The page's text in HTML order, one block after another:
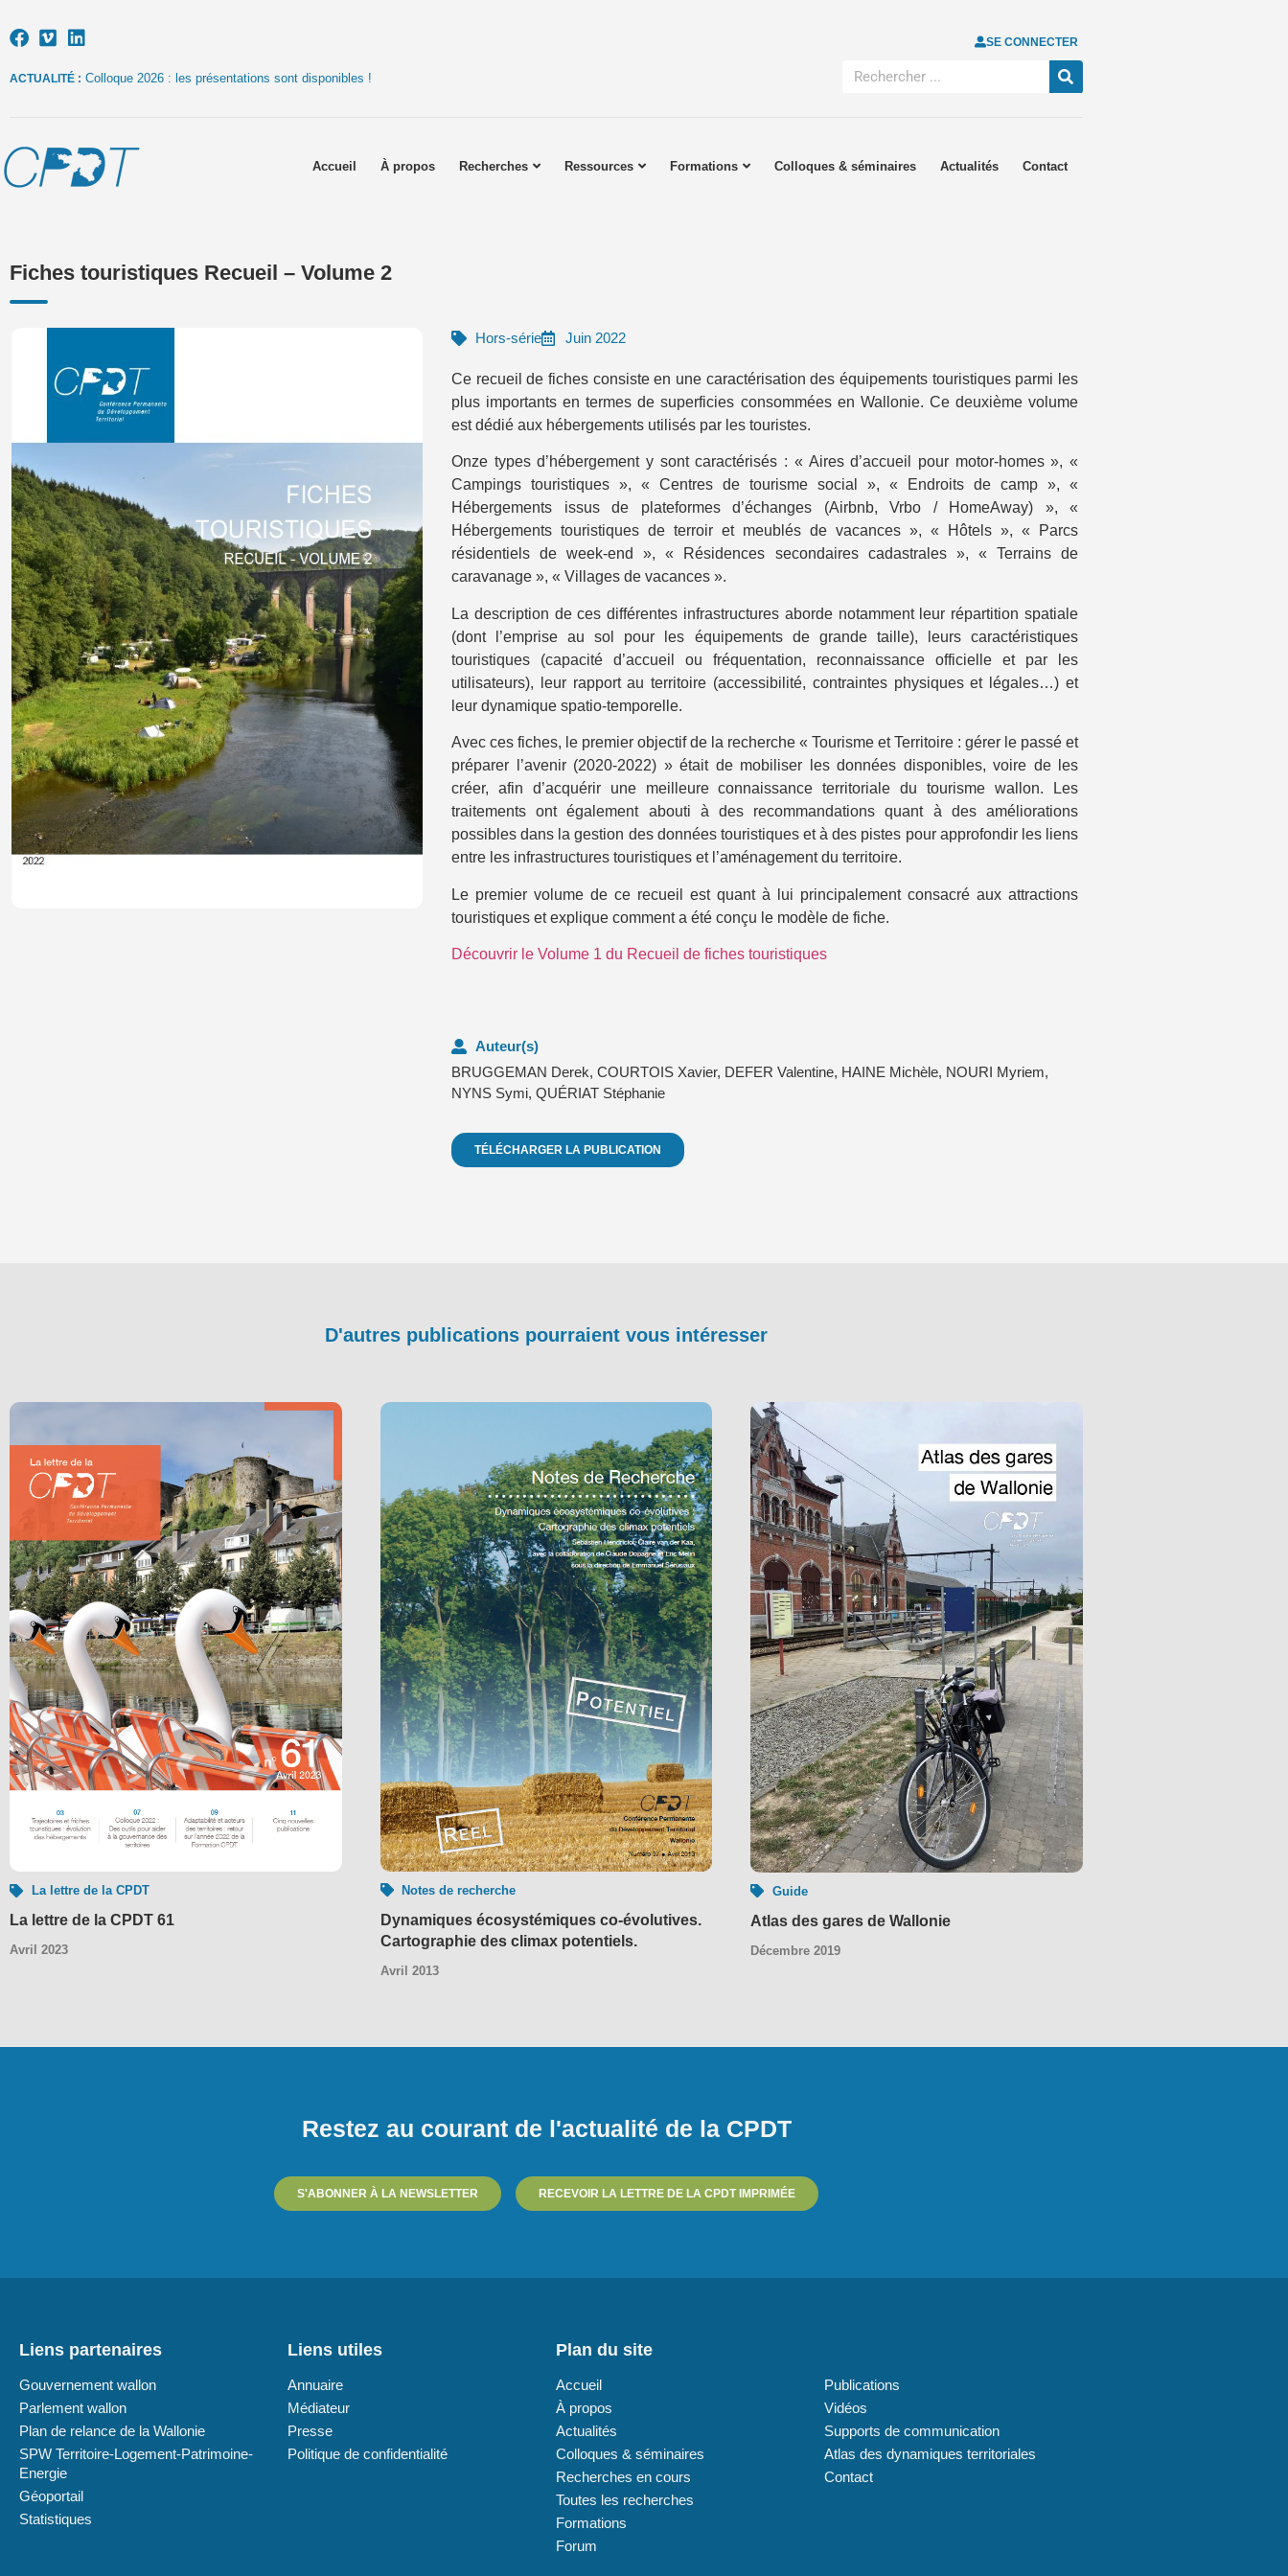
SE CONNECTER
ACTUALITÉ : Colloque 2026 : les présentations sont disponibles !
Accueil À propos Recherches Ressources Formations Colloques & séminaires Actualités Contact
Fiches touristiques Recueil – Volume 2
Hors-série Juin 2022
Ce recueil de fiches consiste en une caractérisation des équipements touristiques parmi les
plus importants en termes de superficies consommées en Wallonie. Ce deuxième volume
est dédié aux hébergements utilisés par les touristes.
Onze types d’hébergement y sont caractérisés : « Aires d’accueil pour motor-homes », «
Campings touristiques », « Centres de tourisme social », « Endroits de camp », «
Hébergements issus de plateformes d’échanges (Airbnb, Vrbo / HomeAway) », «
Hébergements touristiques de terroir et meublés de vacances », « Hôtels », « Parcs
résidentiels de week-end », « Résidences secondaires cadastrales », « Terrains de
caravanage », « Villages de vacances ».
La description de ces différentes infrastructures aborde notamment leur répartition spatiale
(dont l’emprise au sol pour les équipements de grande taille), leurs caractéristiques
touristiques (capacité d’accueil ou fréquentation, reconnaissance officielle et par les
utilisateurs), leur rapport au territoire (accessibilité, contraintes physiques et légales…) et
leur dynamique spatio-temporelle.
Avec ces fiches, le premier objectif de la recherche « Tourisme et Territoire : gérer le passé et
préparer l’avenir (2020-2022) » était de mobiliser les données disponibles, voire de les
créer, afin d’acquérir une meilleure connaissance territoriale du tourisme wallon. Les
traitements ont également abouti à des recommandations quant à des améliorations
possibles dans la gestion des données touristiques et à des pistes pour approfondir les liens
entre les infrastructures touristiques et l’aménagement du territoire.
Le premier volume de ce recueil est quant à lui principalement consacré aux attractions
touristiques et explique comment a été conçu le modèle de fiche.
Découvrir le Volume 1 du Recueil de fiches touristiques
Auteur(s)
BRUGGEMAN Derek, COURTOIS Xavier, DEFER Valentine, HAINE Michèle, NOURI Myriem,
NYNS Symi, QUÉRIAT Stéphanie
TÉLÉCHARGER LA PUBLICATION
D'autres publications pourraient vous intéresser
La lettre de la CPDT
La lettre de la CPDT 61
Avril 2023
Notes de recherche
Dynamiques écosystémiques co-évolutives.
Cartographie des climax potentiels.
Avril 2013
Guide
Atlas des gares de Wallonie
Décembre 2019
Restez au courant de l'actualité de la CPDT
S'ABONNER À LA NEWSLETTER RECEVOIR LA LETTRE DE LA CPDT IMPRIMÉE
Liens partenaires
Gouvernement wallon
Parlement wallon
Plan de relance de la Wallonie
SPW Territoire-Logement-Patrimoine-
Energie
Géoportail
Statistiques
Liens utiles
Annuaire
Médiateur
Presse
Politique de confidentialité
Plan du site
Accueil
À propos
Actualités
Colloques & séminaires
Recherches en cours
Toutes les recherches
Formations
Forum
Publications
Vidéos
Supports de communication
Atlas des dynamiques territoriales
Contact